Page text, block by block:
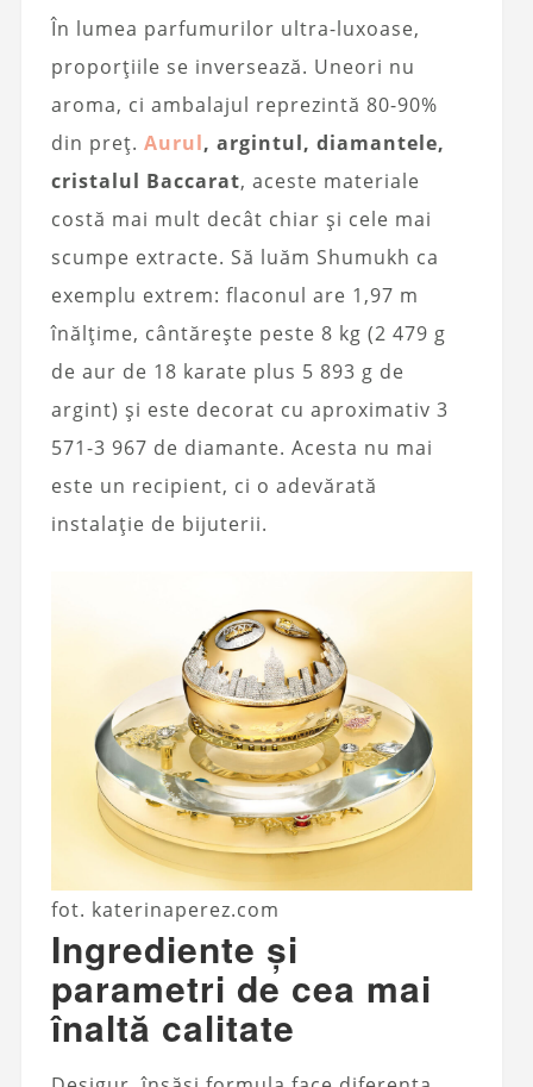
În lumea parfumurilor ultra-luxoase,
proporțiile se inversează. Uneori nu
aroma, ci ambalajul reprezintă 80-90%
din preț. Aurul, argintul, diamantele,
cristalul Baccarat, aceste materiale
costă mai mult decât chiar și cele mai
scumpe extracte. Să luăm Shumukh ca
exemplu extrem: flaconul are 1,97 m
înălțime, cântărește peste 8 kg (2 479 g
de aur de 18 karate plus 5 893 g de
argint) și este decorat cu aproximativ 3
571-3 967 de diamante. Acesta nu mai
este un recipient, ci o adevărată
instalație de bijuterii.
fot. katerinaperez.com
Ingrediente și
parametri de cea mai
înaltă calitate